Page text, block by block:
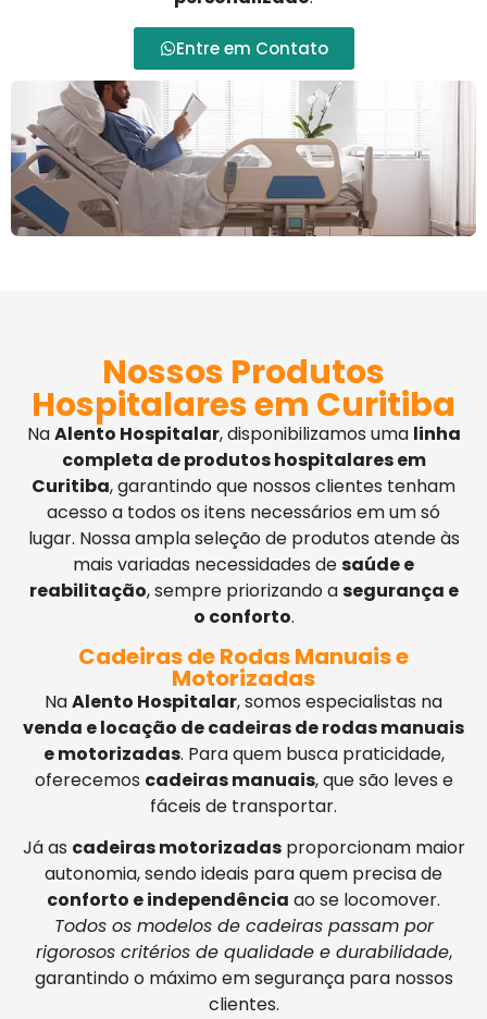
Entre em Contato
Nossos Produtos
Hospitalares em Curitiba
NaAlento Hospitalar, disponibilizamos uma linha
completa de produtos hospitalares em
Curitiba, garantindo que nossos clientes tenham
acesso a todos os itens necessários em um só
lugar. Nossa ampla seleção de produtos atende às
mais variadas necessidades desaúde e
reabilitação, sempre priorizando asegurança e
o conforto.
Cadeiras de Rodas Manuais e
Motorizadas
NaAlento Hospitalar, somos especialistas na
venda e locação de cadeiras de rodas manuais
e motorizadas. Para quem busca praticidade,
oferecemos cadeiras manuais, que são leves e
fáceis de transportar.
Já as cadeiras motorizadasproporcionam maior
autonomia, sendo ideais para quem precisa de
conforto e independência ao se locomover.
Todos os modelos de cadeiras passam por
rigorosos critérios de qualidade e durabilidade,
garantindo o máximo em segurança para nossos
clientes.